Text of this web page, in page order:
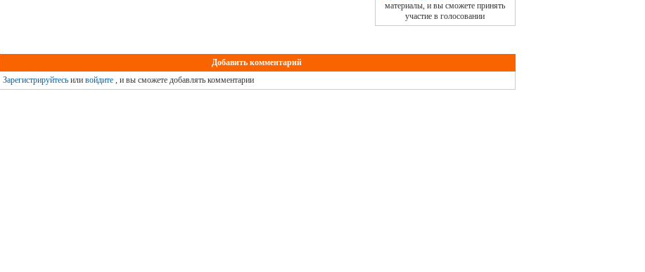
материалы, и вы сможете принять
участие в голосовании
Добавить комментарий
Зарегистрируйтесьили войдите, и вы сможете добавлять комментарии